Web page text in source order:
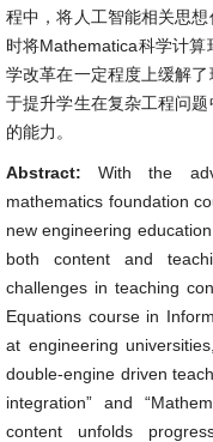
程中，将人工智能相关思
时将Mathematica科学计
学改革在一定程度上缓解
于提升学生在复杂工程问
的能力。
Abstract:With the
mathematics foundation
new engineering
both content and
challenges in teaching
Equations course in
at engineering
double-engine driven
integration” and
content unfolds